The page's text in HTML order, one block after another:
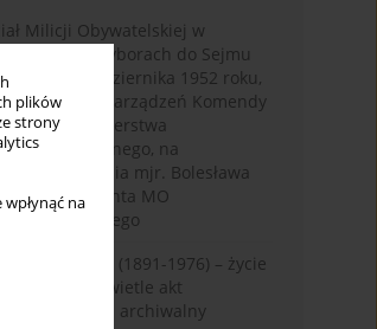
plików
strony
na
Milicji Obywatelskiej w
wyborczej i wyborach do Sejmu
z 26 października 1952 roku,
i zarządzeń Komendy
oraz Ministerstwa
Publicznego, na
sprawozdania mjr. Bolesława
komendanta MO
olsztyńskiego
Robel (1891-1976) – życie
w świetle akt
Rekonesans archiwalny